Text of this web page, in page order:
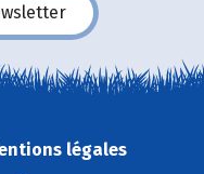
légales